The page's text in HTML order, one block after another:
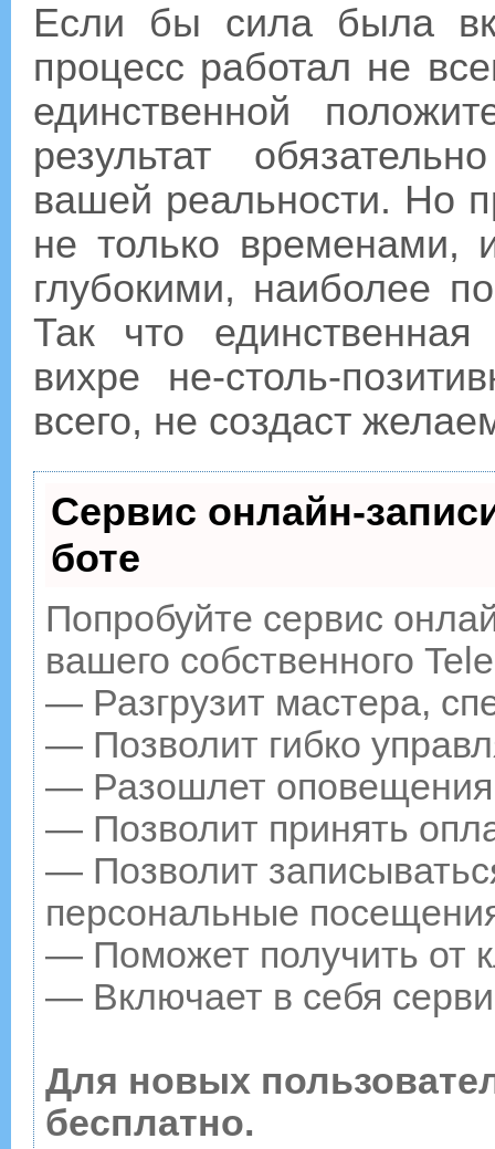
Если бы сила была
процесс работал не
единственной
результат
вашей реальности. Но
не только временами,
глубокими, наиболее
Так что
вихре не-столь-
всего, не создаст
Сервис онлайн-
боте
Попробуйте сервис
вашего собственного
— Разгрузит мастера,
— Позволит гибко
— Разошлет оповещения
— Позволит принять
— Позволит
персональные
— Поможет получить от
— Включает в себя
Для новых
бесплатно.